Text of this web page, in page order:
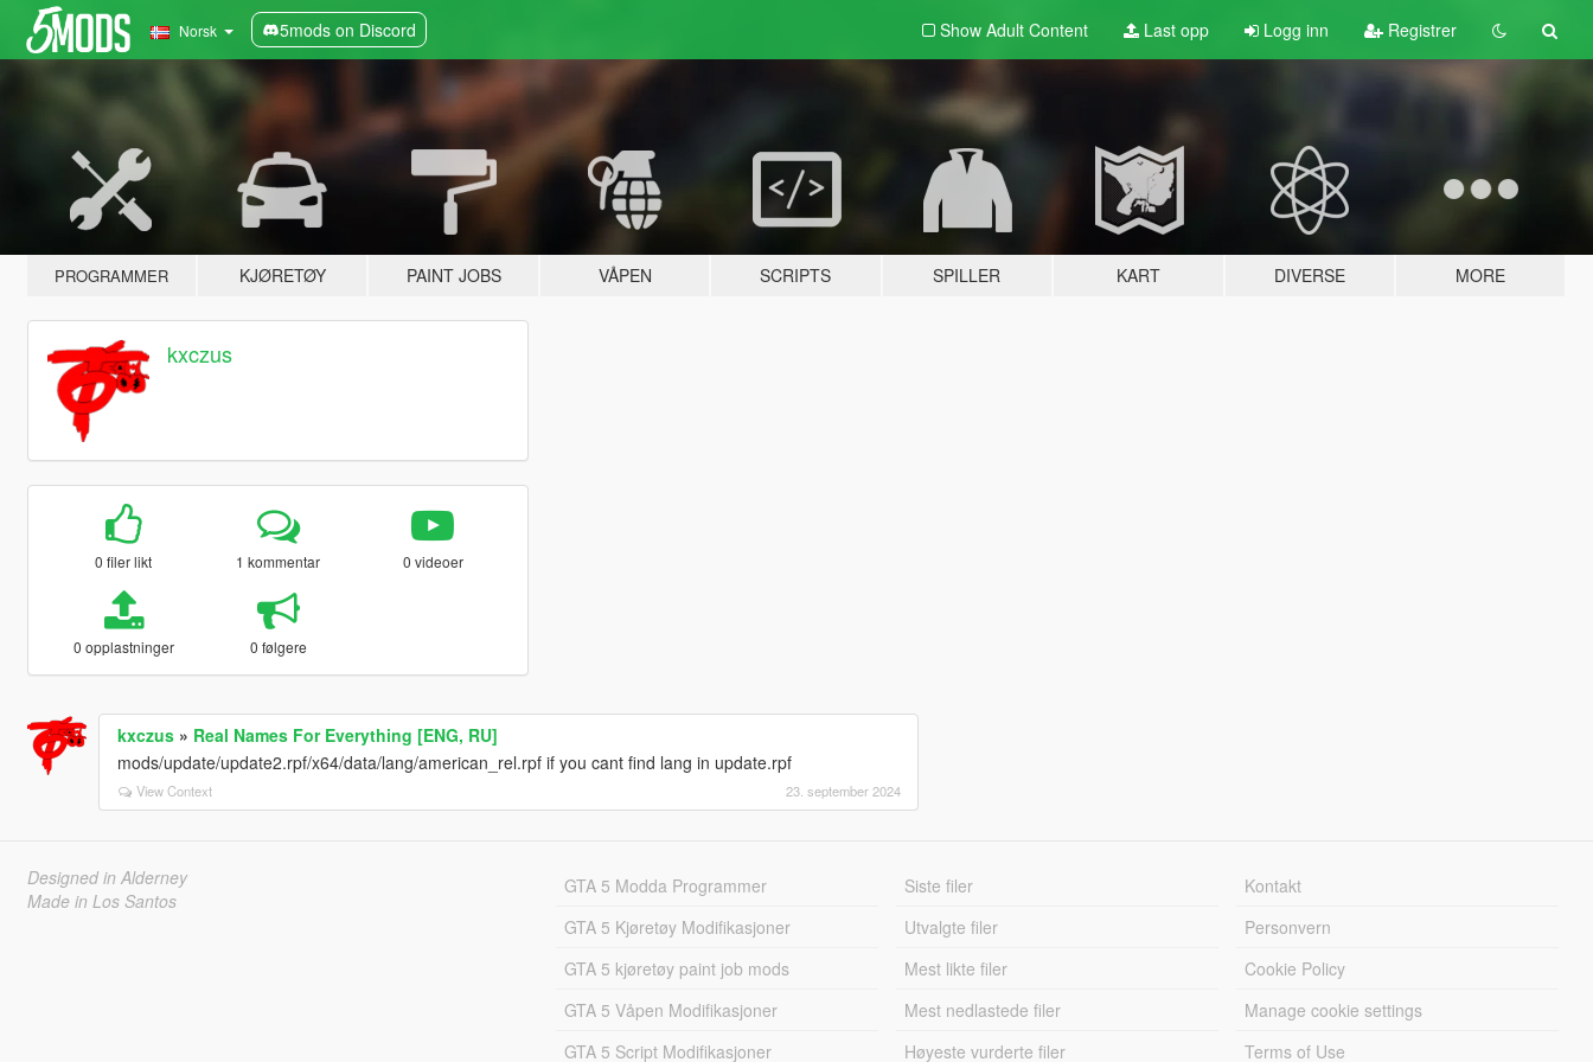
Norsk 5mods on Discord Show Adult Content Last opp Logg inn Registrer
PROGRAMMER KJØRETØY PAINT JOBS VÅPEN SCRIPTS SPILLER KART DIVERSE MORE
kxczus
0 filer likt 1 kommentar 0 videoer
0 opplastninger 0 følgere
kxczus» Real Names For Everything [ENG, RU]
mods/update/update2.rpf/x64/data/lang/american_rel.rpf if you cant find lang in update.rpf
View Context 23. september 2024
Designed in Alderney
Made in Los Santos
GTA 5 Modda Programmer
GTA 5 Kjøretøy Modifikasjoner
GTA 5 kjøretøy paint job mods
GTA 5 Våpen Modifikasjoner
GTA 5 Script Modifikasjoner
Siste filer
Utvalgte filer
Mest likte filer
Mest nedlastede filer
Høyeste vurderte filer
Kontakt
Personvern
Cookie Policy
Manage cookie settings
Terms of Use